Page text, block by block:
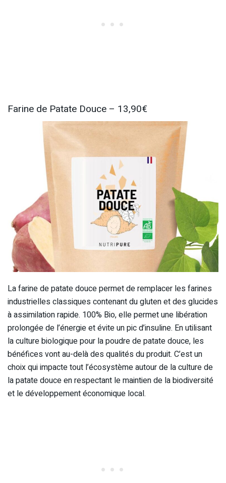
Farine de Patate Douce – 13,90€
La farine de patate douce permet de remplacer les farines
industrielles classiques contenant du gluten et des glucides
à assimilation rapide. 100% Bio, elle permet une libération
prolongée de l’énergie et évite un pic d’insuline. En utilisant
la culture biologique pour la poudre de patate douce, les
bénéfices vont au-delà des qualités du produit. C’est un
choix qui impacte tout l’écosystème autour de la culture de
la patate douce en respectant le maintien de la biodiversité
et le développement économique local.